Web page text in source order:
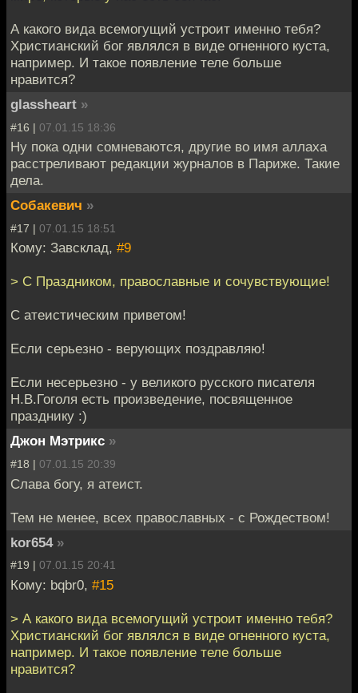
А какого вида всемогущий устроит именно тебя?
Христианский бог являлся в виде огненного куста,
например. И такое появление теле больше
нравится?
glassheart »
#16 | 07.01.15 18:36
Ну пока одни сомневаются, другие во имя аллаха
расстреливают редакции журналов в Париже. Такие
дела.
Собакевич »
#17 | 07.01.15 18:51
Кому: Завсклад, #9
> С Праздником, православные и сочувствующие!
С атеистическим приветом!
Если серьезно - верующих поздравляю!
Если несерьезно - у великого русского писателя
Н.В.Гоголя есть произведение, посвященное
празднику :)
Джон Мэтрикс »
#18 | 07.01.15 20:39
Слава богу, я атеист.
Тем не менее, всех православных - с Рождеством!
kor654 »
#19 | 07.01.15 20:41
Кому: bqbr0, #15
> А какого вида всемогущий устроит именно тебя?
Христианский бог являлся в виде огненного куста,
например. И такое появление теле больше
нравится?